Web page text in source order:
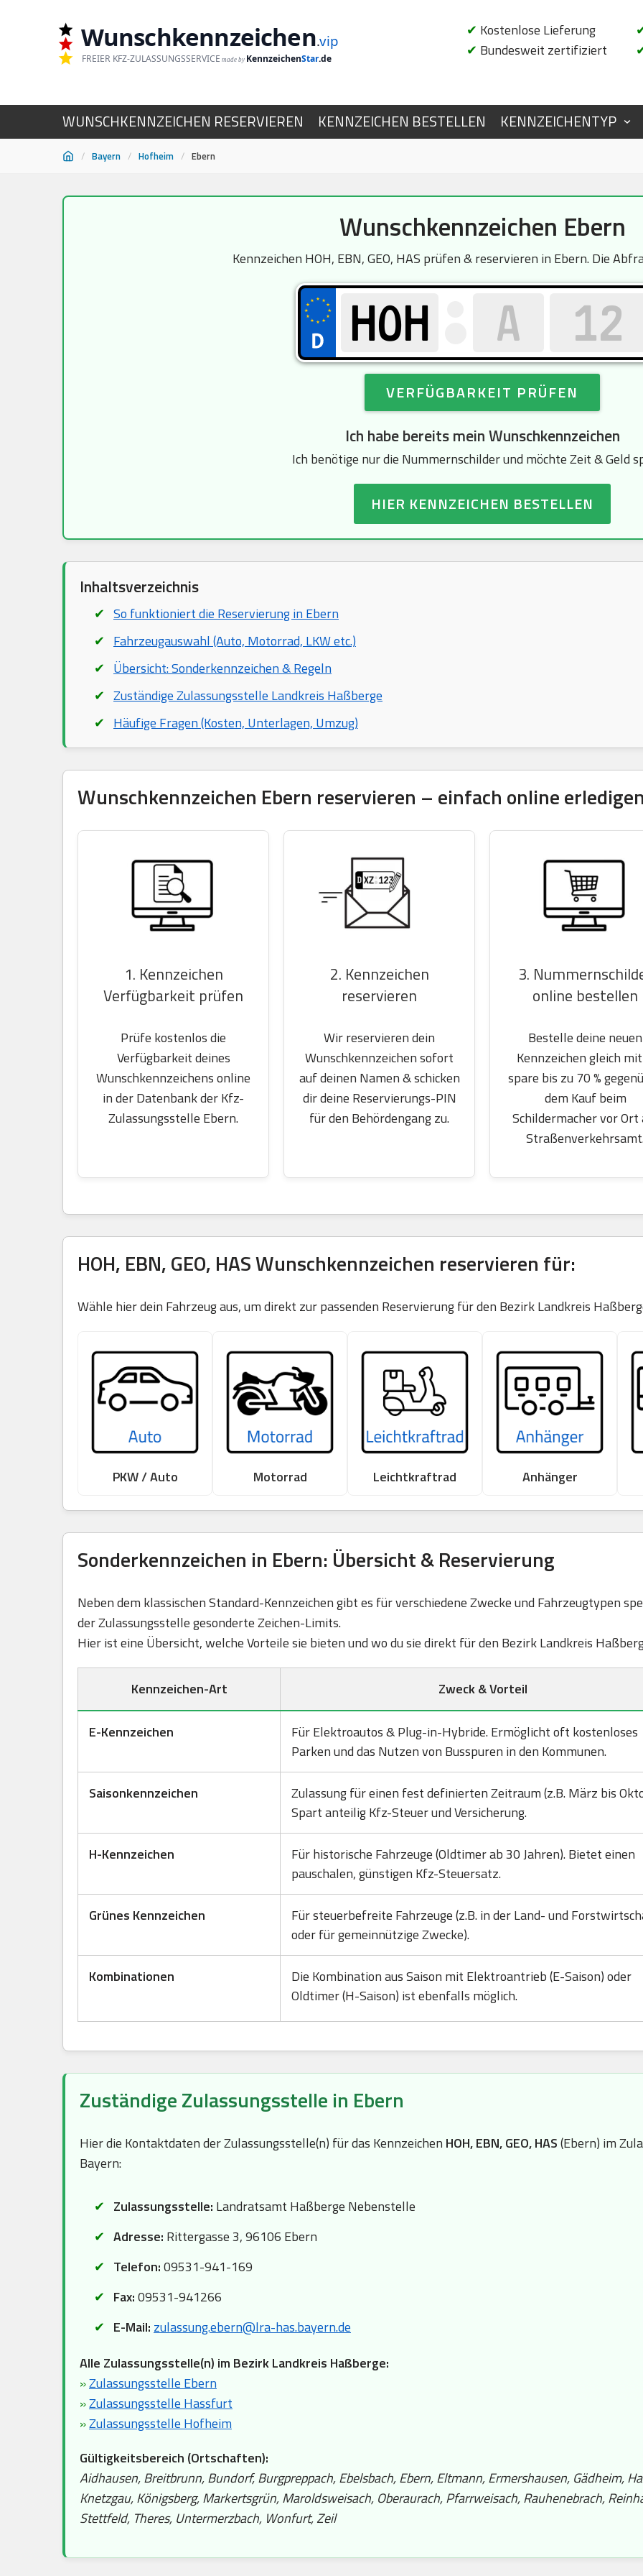
Wunschkennzeichen.vip
FREIER KFZ-ZULASSUNGSSERVICE made by KennzeichenStar.de
✔ Kostenlose Lieferung
✔ Bundesweit zertifiziert
WUNSCHKENNZEICHEN RESERVIEREN KENNZEICHEN BESTELLEN KENNZEICHENTYP
/ Bayern / Hofheim / Ebern
Wunschkennzeichen Ebern
Kennzeichen HOH, EBN, GEO, HAS prüfen & reservieren in Ebern. Die
VERFÜGBARKEIT PRÜFEN
Ich habe bereits mein Wunschkennzeichen
Ich benötige nur die Nummernschilder und möchte Zeit & Geld
HIER KENNZEICHEN BESTELLEN
Inhaltsverzeichnis
So funktioniert die Reservierung in Ebern
Fahrzeugauswahl (Auto, Motorrad, LKW etc.)
Übersicht: Sonderkennzeichen & Regeln
Zuständige Zulassungsstelle Landkreis Haßberge
Häufige Fragen (Kosten, Unterlagen, Umzug)
Wunschkennzeichen Ebern reservieren – einfach online
1. Kennzeichen
Verfügbarkeit prüfen
Prüfe kostenlos die
Verfügbarkeit deines
Wunschkennzeichens online
in der Datenbank der Kfz-
Zulassungsstelle Ebern.
2. Kennzeichen
reservieren
Wir reservieren dein
Wunschkennzeichen sofort
auf deinen Namen & schicken
dir deine Reservierungs-PIN
für den Behördengang zu.
3.
online bestellen
Bestelle deine neuen
Kennzeichen gleich
spare bis zu 70 %
dem Kauf beim
Schildermacher vor Ort
HOH, EBN, GEO, HAS Wunschkennzeichen reservieren für:
Wähle hier dein Fahrzeug aus, um direkt zur passenden Reservierung für den Bezirk Landkreis
PKW / Auto Motorrad Leichtkraftrad Anhänger
Sonderkennzeichen in Ebern: Übersicht & Reservierung
Neben dem klassischen Standard-Kennzeichen gibt es für verschiedene Zwecke und Fahrzeugtypen
der Zulassungsstelle gesonderte Zeichen-Limits.
Hier ist eine Übersicht, welche Vorteile sie bieten und wo du sie direkt für den Bezirk Landkreis
Kennzeichen-Art Zweck & Vorteil
E-Kennzeichen
Für Elektroautos & Plug-in-Hybride. Ermöglicht oft kostenloses
Parken und das Nutzen von Busspuren in den Kommunen.
Saisonkennzeichen
Zulassung für einen fest definierten Zeitraum (z.B. März bis
Spart anteilig Kfz-Steuer und Versicherung.
H-Kennzeichen
Für historische Fahrzeuge (Oldtimer ab 30 Jahren). Bietet einen
pauschalen, günstigen Kfz-Steuersatz.
Grünes Kennzeichen
Für steuerbefreite Fahrzeuge (z.B. in der Land- und
oder für gemeinnützige Zwecke).
Kombinationen
Die Kombination aus Saison mit Elektroantrieb (E-Saison) oder
Oldtimer (H-Saison) ist ebenfalls möglich.
Zuständige Zulassungsstelle in Ebern
Hier die Kontaktdaten der Zulassungsstelle(n) für das Kennzeichen HOH, EBN, GEO, HAS(Ebern) im
Bayern:
Zulassungsstelle: Landratsamt Haßberge Nebenstelle
Adresse: Rittergasse 3, 96106 Ebern
Telefon:09531-941-169
Fax:09531-941266
E-Mail: zulassung.ebern@lra-has.bayern.de
Alle Zulassungsstelle(n) im Bezirk Landkreis Haßberge:
»Zulassungsstelle Ebern
»Zulassungsstelle Hassfurt
»Zulassungsstelle Hofheim
Gültigkeitsbereich (Ortschaften):
Aidhausen, Breitbrunn, Bundorf, Burgpreppach, Ebelsbach, Ebern, Eltmann, Ermershausen, Gädheim,
Knetzgau, Königsberg, Markertsgrün, Maroldsweisach, Oberaurach, Pfarrweisach, Rauhenebrach,
Stettfeld, Theres, Untermerzbach, Wonfurt, Zeil